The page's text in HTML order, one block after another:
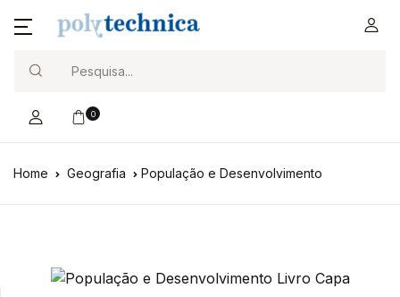
0
Home Geografia População e Desenvolvimento